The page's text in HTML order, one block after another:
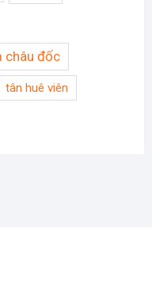
châu đốc
tân huê viên